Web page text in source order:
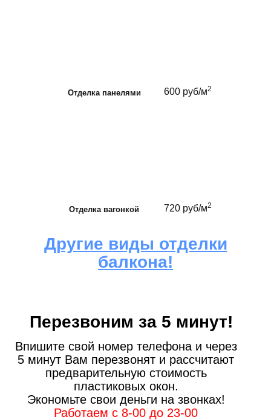
Отделка панелями 600 руб/м2
Отделка вагонкой 720 руб/м2
Другие виды отделки
балкона!
Перезвоним за 5 минут!
Впишите свой номер телефона и через
5 минут Вам перезвонят и рассчитают
предварительную стоимость
пластиковых окон.
Экономьте свои деньги на звонках!
Работаем с 8-00 до 23-00